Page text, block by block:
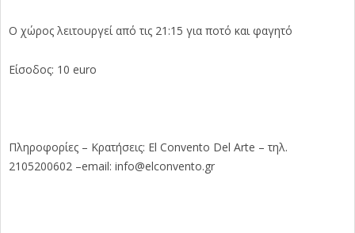
Ο χώρος λειτουργεί από τις 21:15 για ποτό και φαγητό
Είσοδος: 10 euro
Πληροφορίες – Κρατήσεις: El Convento Del Arte – τηλ.
2105200602 –email: info@elconvento.gr